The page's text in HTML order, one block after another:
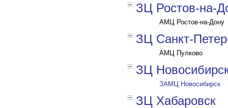
ЗЦ Ростов-на-
АМЦ Ростов-на-Дону
ЗЦ Санкт-
АМЦ Пулково
ЗЦ
ЗАМЦ Новосибирск
ЗЦ Хабаровск